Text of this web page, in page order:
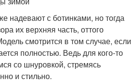
надевают с ботинками, но тогда
их верхняя часть, оттого
смотрится в том случае, если
полностью. Ведь для кого-то
со шнуровкой, стремясь
и стильно.